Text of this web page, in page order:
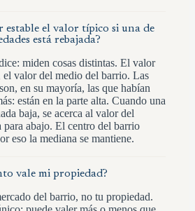
estable el valor típico si una de
está rebajada?
miden cosas distintas. El valor
el valor del medio del barrio. Las
en su mayoría, las que habían
están en la parte alta. Cuando una
baja, se acerca al valor del
abajo. El centro del barrio
eso la mediana se mantiene.
vale mi propiedad?
del barrio, no tu propiedad.